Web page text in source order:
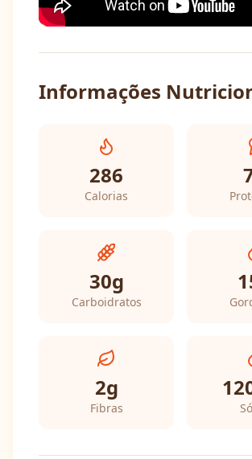
Informações
286
Calorias
30g
Carboidratos
2g
Fibras